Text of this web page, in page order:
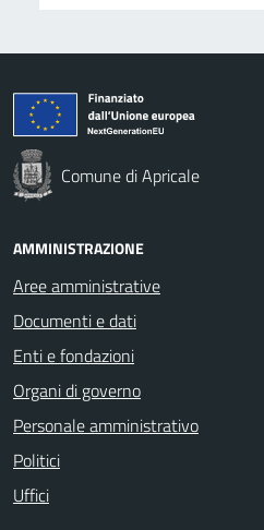
Comune di Apricale
AMMINISTRAZIONE
Aree amministrative
Documenti e dati
Enti e fondazioni
Organi di governo
Personale amministrativo
Politici
Uffici